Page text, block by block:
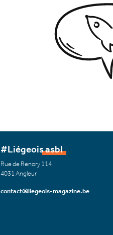
#Liégeois asbl
Rue de Renory 114
4031 Angleur
contact@liegeois-magazine.be